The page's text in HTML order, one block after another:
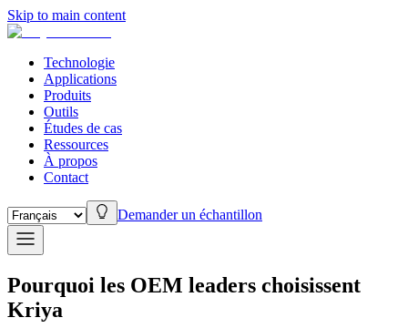
Skip to main content
Technologie
Applications
Produits
Outils
Études de cas
Ressources
À propos
Contact
Demander un échantillon
Pourquoi les OEM leaders choisissent
Kriya